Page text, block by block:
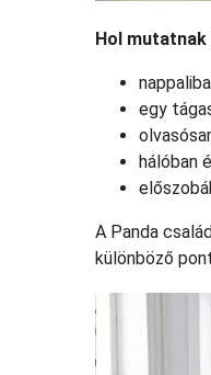
Hol mutatnak
egy
hálóban
A Panda
különböző